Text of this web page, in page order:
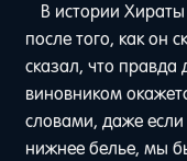
В истории
после того, как он
сказал, что
виновником
словами, даже
нижнее белье, мы